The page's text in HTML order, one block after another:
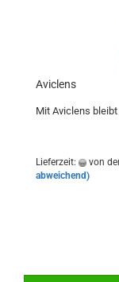
Aviclens
Mit Aviclens
Lieferzeit: von
abweichend)